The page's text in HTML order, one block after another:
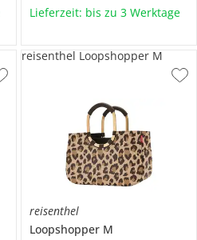
Lieferzeit: bis zu 3 Werktage
reisenthel
Loopshopper M
reisenthel Loopshopper M